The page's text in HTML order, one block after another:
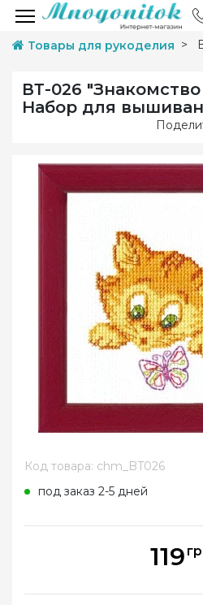
Товары для рукоделия
ВТ-026
Набор для
Код товара: chm_BT026
под заказ 2-5 дней
119